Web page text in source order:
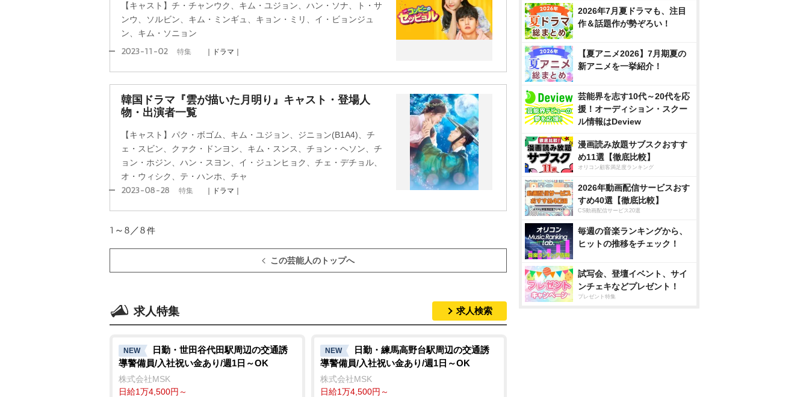
【キャスト】チ・チャンウク、キム・ユジョン、ハン・ソナ、ト・サ
ンウ、ソルビン、キム・ミンギュ、キョン・ミリ、イ・ビョンジュ
ン、キム・ソニョン
2023-11-02 特集 ｜ドラマ｜
韓国ドラマ『雲が描いた月明り』キャスト・登場人
物・出演者一覧
【キャスト】パク・ボゴム、キム・ユジョン、ジニョン(B1A4)、チ
ェ・スビン、クァク・ドンヨン、キム・スンス、チョン・ヘソン、チ
ョン・ホジン、ハン・スヨン、イ・ジュンヒョク、チェ・デチョル、
オ・ウィシク、テ・ハンホ、チャ
2023-08-28 特集 ｜ドラマ｜
1～8／8件
この芸能人のトップへ
求人特集 求人検索
NEW
日勤・世田谷代田駅周辺の交通誘
導警備員/入社祝い金あり/週1日～OK
株式会社MSK
日給1万4,500円～
NEW
日勤・練馬高野台駅周辺の交通誘
導警備員/入社祝い金あり/週1日～OK
株式会社MSK
日給1万4,500円～
2026年7月夏ドラマも、注目
作＆話題作が勢ぞろい！
【夏アニメ2026】7月期夏の
新アニメを一挙紹介！
芸能界を志す10代～20代を応
援！オーディション・スクー
ル情報はDeview
漫画読み放題サブスクおすす
め11選【徹底比較】
オリコン顧客満足度ランキング
2026年動画配信サービスおす
すめ40選【徹底比較】
CS動画配信サービス20選
毎週の音楽ランキングから、
ヒットの推移をチェック！
試写会、登壇イベント、サイ
ンチェキなどプレゼント！
プレゼント特集